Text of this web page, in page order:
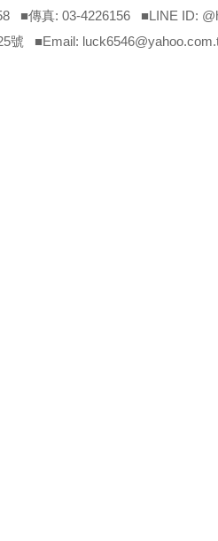
■傳真: 03-4226156 ■LINE ID:
號 ■Email: